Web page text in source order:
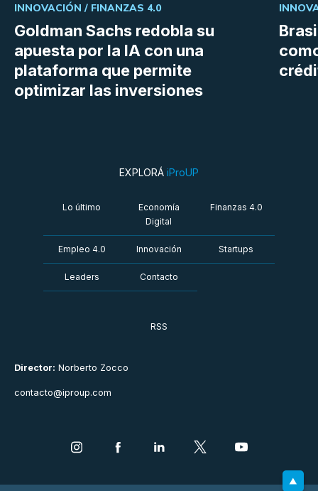
Goldman Sachs redobla su
apuesta por la IA con una
plataforma que permite
optimizar las inversiones
INNOVACIÓN / FINANZAS 4.0
Director: Norberto Zocco
contacto@iproup.com
EXPLORÁ iProUP
Lo último
Economía
Digital
Finanzas 4.0
Empleo 4.0 Innovación Startups
Leaders Contacto
RSS